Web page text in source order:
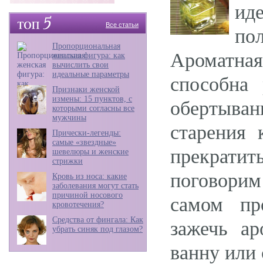
Все статьи
Пропорциональная
женская фигура: как
вычислить свои
идеальные параметры
Признаки женской
измены: 15 пунктов, с
которыми согласны все
мужчины
Прически-легенды:
самые «звездные»
шевелюры и женские
стрижки
Кровь из носа: какие
заболевания могут стать
причиной носового
кровотечения?
Средства от фингала: Как
убрать синяк под глазом?
способна
самом
зажечь
ванну или